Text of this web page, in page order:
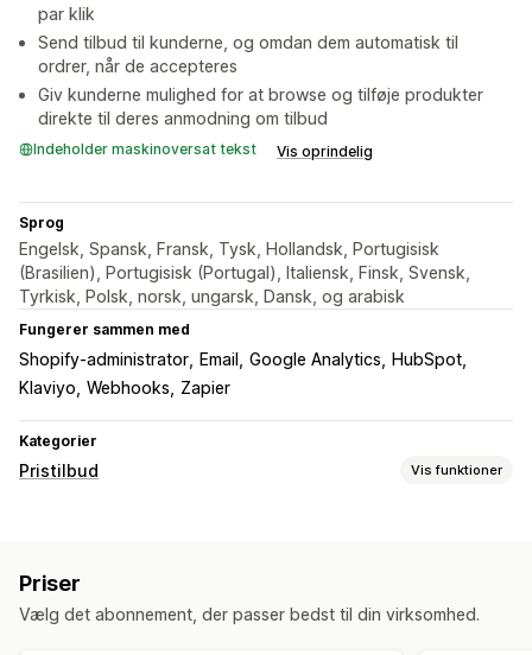
par klik
Send tilbud til kunderne, og omdan dem automatisk til
ordrer, når de accepteres
Giv kunderne mulighed for at browse og tilføje produkter
direkte til deres anmodning om tilbud
Indeholder maskinoversat tekst Vis oprindelig
Sprog
Engelsk, Spansk, Fransk, Tysk, Hollandsk, Portugisisk
(Brasilien), Portugisisk (Portugal), Italiensk, Finsk, Svensk,
Tyrkisk, Polsk, norsk, ungarsk, Dansk, og arabisk
Fungerer sammen med
Shopify-administrator Email Google Analytics
HubSpot
Klaviyo Webhooks Zapier
Kategorier
Pristilbud Vis funktioner
Konvertér tilbud til ordre
Tilpassede regler
Priser
Vælg det abonnement, der passer bedst til din virksomhed.